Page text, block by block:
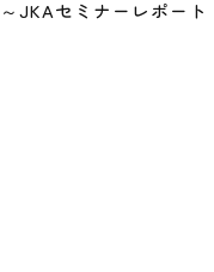
～JKAセミナーレポー